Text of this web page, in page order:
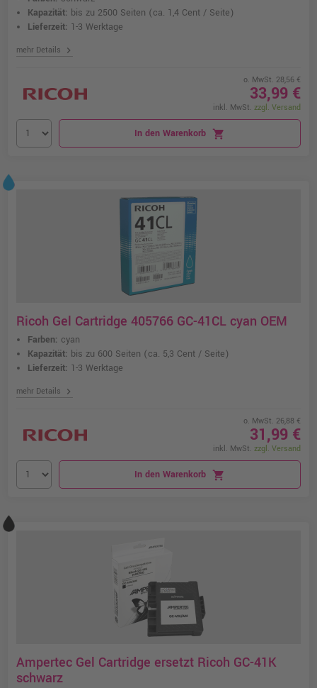
Kapazität: bis zu 2500 Seiten (ca. 1,4 Cent / Seite)
Lieferzeit: 1-3 Werktage
mehr Details chevron_right
o. MwSt. 28,56 €
33,99 €
inkl. MwSt. zzgl. Versand
In den Warenkorb shopping_cart
Ricoh Gel Cartridge 405766 GC-41CL cyan OEM
Farben: cyan
Kapazität: bis zu 600 Seiten (ca. 5,3 Cent / Seite)
Lieferzeit: 1-3 Werktage
mehr Details chevron_right
o. MwSt. 26,88 €
31,99 €
inkl. MwSt. zzgl. Versand
In den Warenkorb shopping_cart
Ampertec Gel Cartridge ersetzt Ricoh GC-41K
schwarz